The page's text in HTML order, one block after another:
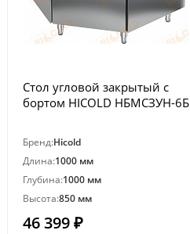
Стол угловой закрытый с
бортом HICOLD НБМСЗУН-6Б
Бренд:Hicold
Длина:1000 мм
Глубина:1000 мм
Высота:850 мм
46 399 ₽